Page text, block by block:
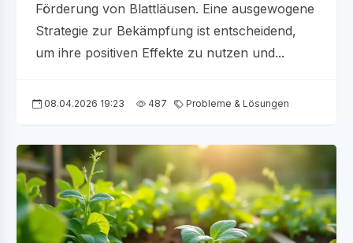
Förderung von Blattläusen. Eine ausgewogene
Strategie zur Bekämpfung ist entscheidend,
um ihre positiven Effekte zu nutzen und...
08.04.2026 19:23 487 Probleme & Lösungen